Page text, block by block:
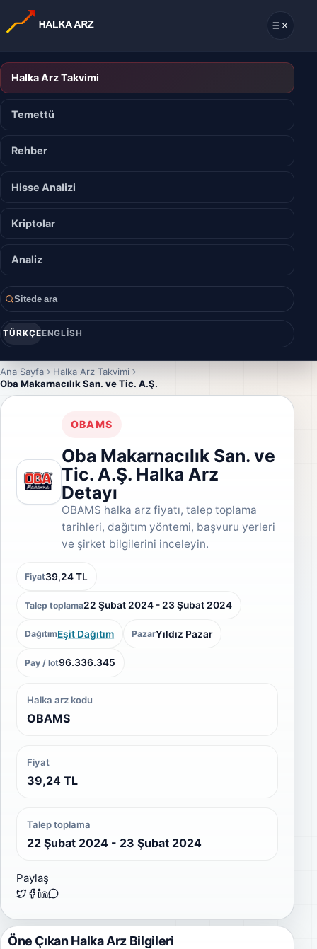
Halka Arz Takvimi
Temettü
Rehber
Hisse Analizi
Kriptolar
Analiz
Sitede ara
TÜRKÇEENGLISH
Ana Sayfa
Halka Arz Takvimi
Oba Makarnacılık San. ve Tic. A.Ş.
OBAMS
Oba Makarnacılık San. ve
Tic. A.Ş. Halka Arz
Detayı
OBAMS halka arz fiyatı, talep toplama
tarihleri, dağıtım yöntemi, başvuru yerleri
ve şirket bilgilerini inceleyin.
Fiyat39,24 TL
Talep toplama22 Şubat 2024 - 23 Şubat 2024
DağıtımEşit Dağıtım PazarYıldız Pazar
Pay / lot96.336.345
Halka arz kodu
OBAMS
Fiyat
39,24 TL
Talep toplama
22 Şubat 2024 - 23 Şubat 2024
Paylaş
Öne Çıkan Halka Arz Bilgileri